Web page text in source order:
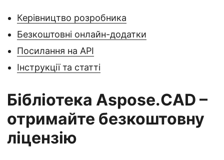
Керівництво розробника
Безкоштовні онлайн-додатки
Посилання на API
Інструкції та статті
Бібліотека Aspose.CAD –
отримайте безкоштовну
ліцензію